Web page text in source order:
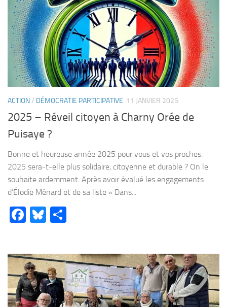
ACTION/ DÉMOCRATIE PARTICIPATIVE 11 JANVIER 2025
2025 – Réveil citoyen à Charny Orée de
Puisaye ?
Bonne et heureuse année 2025 pour vous et vos proches.
2025 sera-t-elle plus solidaire, citoyenne et durable ? On le
souhaite ardemment. Après avoir évalué les engagements
d’Élodie Ménard et de sa liste « Dans...
Facebook
Bluesky